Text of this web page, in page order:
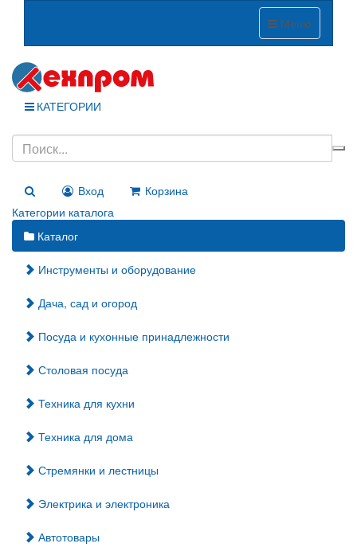
Меню
КАТЕГОРИИ
Вход
Корзина
Категории каталога
Каталог
Инструменты и оборудование
Дача, сад и огород
Посуда и кухонные принадлежности
Столовая посуда
Техника для кухни
Техника для дома
Стремянки и лестницы
Электрика и электроника
Автотовары